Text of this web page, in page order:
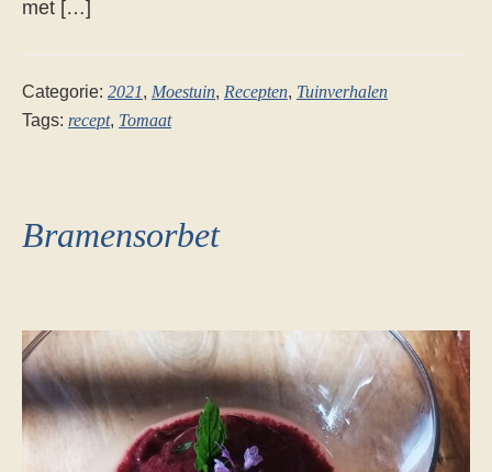
met […]
Categorie: 2021, Moestuin, Recepten, Tuinverhalen
Tags: recept, Tomaat
Bramensorbet